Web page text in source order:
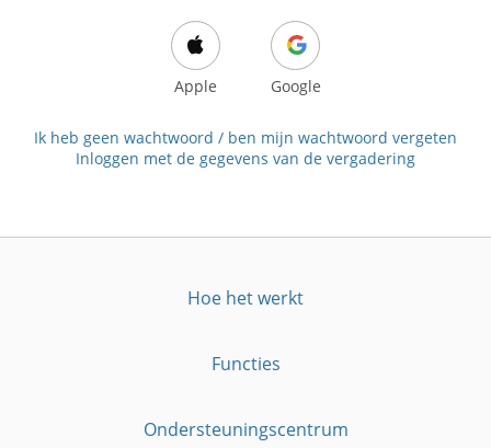
Apple Google
Ik heb geen wachtwoord / ben mijn wachtwoord vergeten
Inloggen met de gegevens van de vergadering
Hoe het werkt
Functies
Ondersteuningscentrum